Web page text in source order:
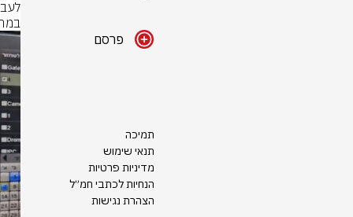
פרסם
תמיכה
תנאי שימוש
מדיניות פרטיות
הנחיות לכתבי חמ״ל
הצהרת נגישות